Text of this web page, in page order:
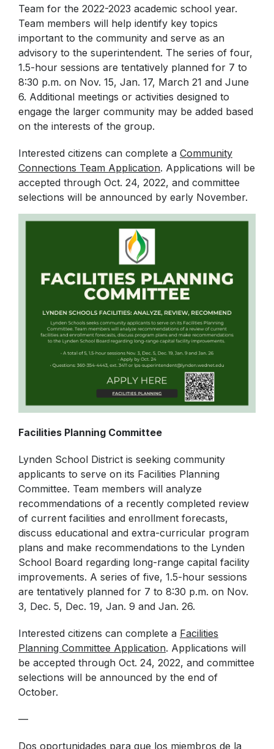
Team for the 2022-2023 academic school year.
Team members will help identify key topics
important to the community and serve as an
advisory to the superintendent. The series of four,
1.5-hour sessions are tentatively planned for 7 to
8:30 p.m. on Nov. 15, Jan. 17, March 21 and June
6. Additional meetings or activities designed to
engage the larger community may be added based
on the interests of the group.
Interested citizens can complete a Community
Connections Team Application. Applications will be
accepted through Oct. 24, 2022, and committee
selections will be announced by early November.
Facilities Planning Committee
Lynden School District is seeking community
applicants to serve on its Facilities Planning
Committee. Team members will analyze
recommendations of a recently completed review
of current facilities and enrollment forecasts,
discuss educational and extra-curricular program
plans and make recommendations to the Lynden
School Board regarding long-range capital facility
improvements. A series of five, 1.5-hour sessions
are tentatively planned for 7 to 8:30 p.m. on Nov.
3, Dec. 5, Dec. 19, Jan. 9 and Jan. 26.
Interested citizens can complete a Facilities
Planning Committee Application. Applications will
be accepted through Oct. 24, 2022, and committee
selections will be announced by the end of
October.
—
Dos oportunidades para que los miembros de la